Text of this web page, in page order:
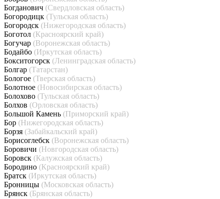
Богданович (Свердловская область)
Богородицк (Тульская область)
Богородск (Нижегородская область)
Боготол (Красноярский край)
Богучар (Воронежская область)
Бодайбо (Иркутская область)
Бокситогорск (Ленинградская область)
Болгар (Татарстан)
Бологое (Тверская область)
Болотное (Новосибирская область)
Болохово (Тульская область)
Болхов (Орловская область)
Большой Камень (Приморский край)
Бор (Нижегородская область)
Борзя (Забайкальский край)
Борисоглебск (Воронежская область)
Боровичи (Новгородская область)
Боровск (Калужская область)
Бородино (Красноярский край)
Братск (Иркутская область)
Бронницы (Московская область)
Брянск (Брянская область)